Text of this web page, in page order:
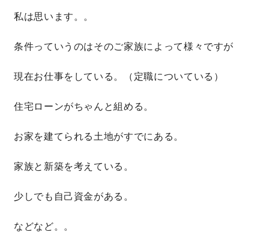
私は思います。。
条件っていうのはそのご家族によって様々ですが
現在お仕事をしている。（定職についている）
住宅ローンがちゃんと組める。
お家を建てられる土地がすでにある。
家族と新築を考えている。
少しでも自己資金がある。
などなど。。